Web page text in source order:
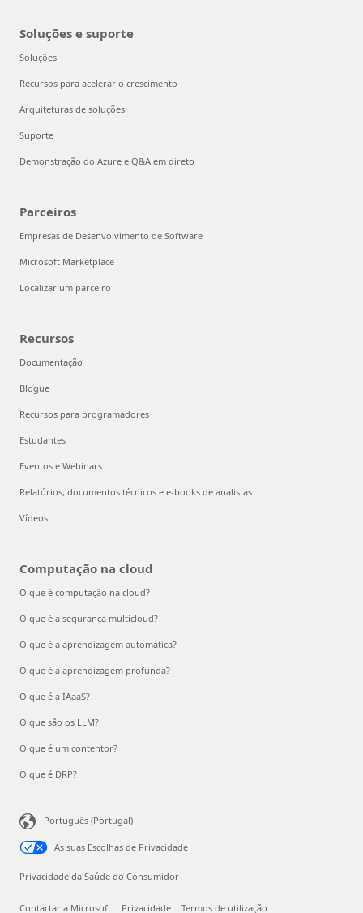
Soluções e suporte
Soluções
Recursos para acelerar o crescimento
Arquiteturas de soluções
Suporte
Demonstração do Azure e Q&A em direto
Parceiros
Empresas de Desenvolvimento de Software
Microsoft Marketplace
Localizar um parceiro
Recursos
Documentação
Blogue
Recursos para programadores
Estudantes
Eventos e Webinars
Relatórios, documentos técnicos e e-books de analistas
Vídeos
Computação na cloud
O que é computação na cloud?
O que é a segurança multicloud?
O que é a aprendizagem automática?
O que é a aprendizagem profunda?
O que é a IAaaS?
O que são os LLM?
O que é um contentor?
O que é DRP?
Português (Portugal)
As suas Escolhas de Privacidade
Privacidade da Saúde do Consumidor
Contactar a Microsoft Privacidade Termos de utilização